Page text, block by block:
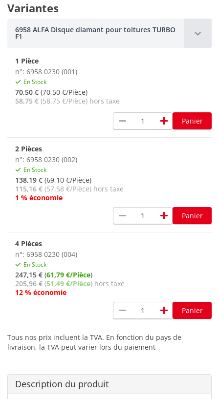
Variantes
6958 ALFA Disque diamant pour toitures TURBO
F1
1 Pièce
n°: 6958 0230 (001)
En Stock
70,50 € (70,50 €/Pièce)
58,75 € (58,75 €/Pièce) hors taxe
remove add Panier
2 Pièces
n°: 6958 0230 (002)
En Stock
138,19 € (69,10 €/Pièce)
115,16 € (57,58 €/Pièce) hors taxe
1 % économie
remove add Panier
4 Pièces
n°: 6958 0230 (004)
En Stock
247,15 € (61,79 €/Pièce)
205,96 € (51,49 €/Pièce) hors taxe
12 % économie
remove add Panier
Tous nos prix incluent la TVA. En fonction du pays de
livraison, la TVA peut varier lors du paiement
Description du produit